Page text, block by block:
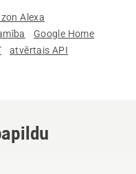
Alexa
Google Home
atvērtais API